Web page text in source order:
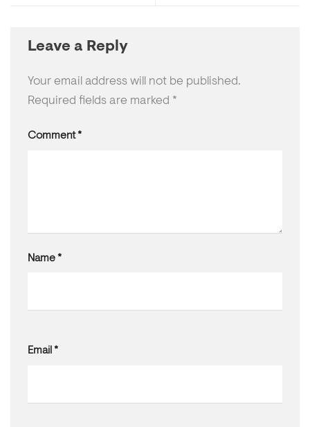
Leave a Reply
Your email address will not be published.
Required fields are marked *
Comment*
Name*
Email *